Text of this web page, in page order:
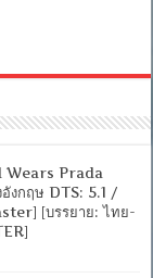
Wears Prada
งกฤษ DTS: 5.1 /
[บรรยาย: ไทย-